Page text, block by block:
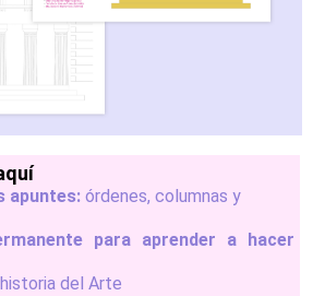
apuntes: órdenes, columnas y
para aprender a hacer
del Arte